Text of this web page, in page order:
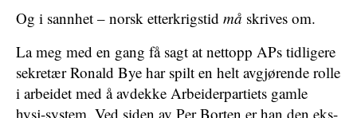
Og i sannhet – norsk etterkrigstid må skrives om.
La meg med en gang få sagt at nettopp APs tidligere
sekretær Ronald Bye har spilt en helt avgjørende rolle
i arbeidet med å avdekke Arbeiderpartiets gamle
hysj-system. Ved siden av Per Borten er han den eks-